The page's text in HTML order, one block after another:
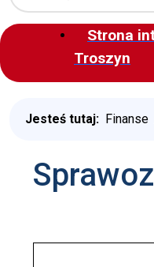
Strona
Troszyn
Jesteś tutaj: Finanse